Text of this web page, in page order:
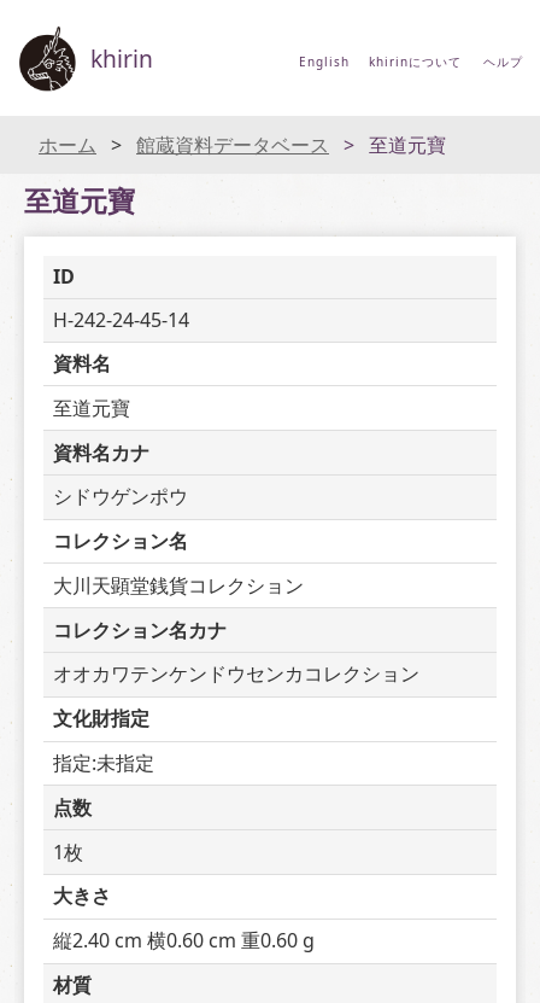
khirin English khirinについて ヘルプ
ホーム 館蔵資料データベース 至道元寶
至道元寶
ID
H-242-24-45-14
資料名
至道元寶
資料名カナ
シドウゲンポウ
コレクション名
大川天顕堂銭貨コレクション
コレクション名カナ
オオカワテンケンドウセンカコレクション
文化財指定
指定:未指定
点数
1枚
大きさ
縦2.40 cm 横0.60 cm 重0.60 g
材質